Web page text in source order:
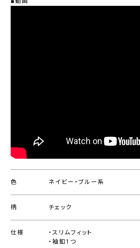
色 ネイビー・ブルー系
柄 チェック
仕様
・スリムフィット
・袖釦1つ